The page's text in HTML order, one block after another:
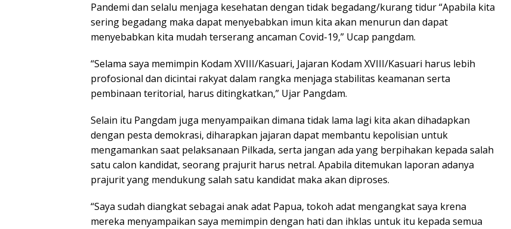
Pandemi dan selalu menjaga kesehatan dengan tidak begadang/kurang tidur “Apabila kita
sering begadang maka dapat menyebabkan imun kita akan menurun dan dapat
menyebabkan kita mudah terserang ancaman Covid-19,” Ucap pangdam.
“Selama saya memimpin Kodam XVIII/Kasuari, Jajaran Kodam XVIII/Kasuari harus lebih
profosional dan dicintai rakyat dalam rangka menjaga stabilitas keamanan serta
pembinaan teritorial, harus ditingkatkan,” Ujar Pangdam.
Selain itu Pangdam juga menyampaikan dimana tidak lama lagi kita akan dihadapkan
dengan pesta demokrasi, diharapkan jajaran dapat membantu kepolisian untuk
mengamankan saat pelaksanaan Pilkada, serta jangan ada yang berpihakan kepada salah
satu calon kandidat, seorang prajurit harus netral. Apabila ditemukan laporan adanya
prajurit yang mendukung salah satu kandidat maka akan diproses.
“Saya sudah diangkat sebagai anak adat Papua, tokoh adat mengangkat saya krena
mereka menyampaikan saya memimpin dengan hati dan ihklas untuk itu kepada semua